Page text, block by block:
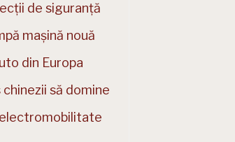
de siguranță
mașină nouă
din Europa
chinezii să domine